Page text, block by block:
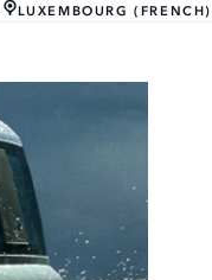
LUXEMBOURG (FRENCH)